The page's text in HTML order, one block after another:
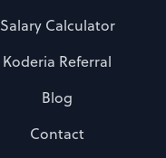
Salary Calculator
Koderia Referral
Blog
Contact